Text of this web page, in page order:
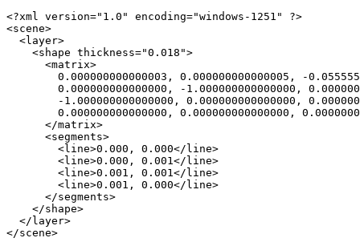
<?xml version="1.0" encoding="windows-1251" ?>
<scene>
  <layer>
    <shape thickness="0.018">
      <matrix>
0.000000000000003, 0.000000000000005, -
0.000000000000000, -1.000000000000000,
-1.000000000000000, 0.000000000000000,
0.000000000000000, 0.000000000000000,
      </matrix>
      <segments>
        <line>0.000, 0.000</line>
        <line>0.000, 0.001</line>
        <line>0.001, 0.001</line>
        <line>0.001, 0.000</line>
      </segments>
    </shape>
  </layer>
</scene>